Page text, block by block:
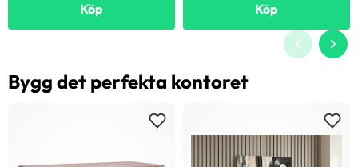
Köp Köp
Bygg det perfekta kontoret